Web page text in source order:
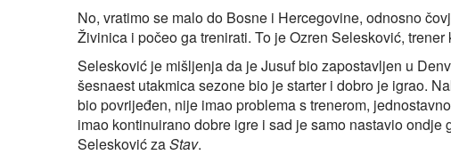
No, vratimo se malo do Bosne i Hercegovine, odnosno
Živinica i počeo ga trenirati. To je Ozren Selesković,
Selesković je mišljenja da je Jusuf bio zapostavljen u
šesnaest utakmica sezone bio je starter i dobro je igrao.
bio povrijeđen, nije imao problema s trenerom,
imao kontinuirano dobre igre i sad je samo nastavio ondje
Selesković zaStav.